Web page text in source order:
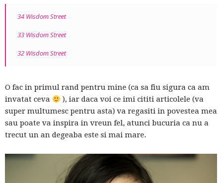
34 Wisdom Street
33 Wisdom Street
32 Wisdom Street
O fac in primul rand pentru mine (ca sa fiu sigura ca am
invatat ceva
), iar daca voi ce imi cititi articolele (va
super multumesc pentru asta) va regasiti in povestea mea
sau poate va inspira in vreun fel, atunci bucuria ca nu a
trecut un an degeaba este si mai mare.